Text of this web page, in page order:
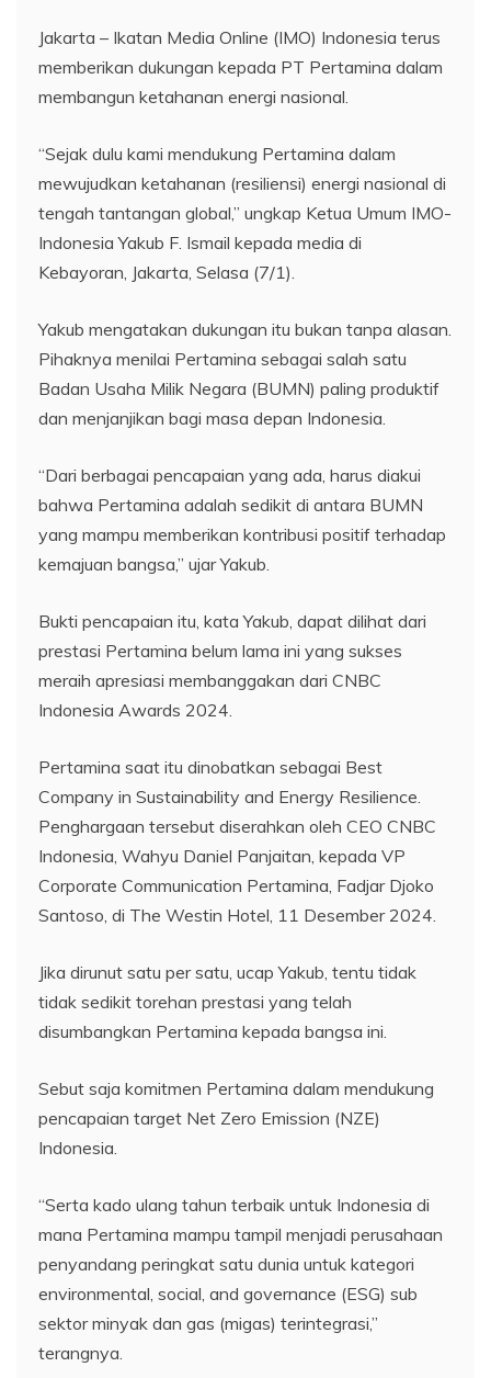
Jakarta – Ikatan Media Online (IMO) Indonesia terus
memberikan dukungan kepada PT Pertamina dalam
membangun ketahanan energi nasional.
“Sejak dulu kami mendukung Pertamina dalam
mewujudkan ketahanan (resiliensi) energi nasional di
tengah tantangan global,” ungkap Ketua Umum IMO-
Indonesia Yakub F. Ismail kepada media di
Kebayoran, Jakarta, Selasa (7/1).
Yakub mengatakan dukungan itu bukan tanpa alasan.
Pihaknya menilai Pertamina sebagai salah satu
Badan Usaha Milik Negara (BUMN) paling produktif
dan menjanjikan bagi masa depan Indonesia.
“Dari berbagai pencapaian yang ada, harus diakui
bahwa Pertamina adalah sedikit di antara BUMN
yang mampu memberikan kontribusi positif terhadap
kemajuan bangsa,” ujar Yakub.
Bukti pencapaian itu, kata Yakub, dapat dilihat dari
prestasi Pertamina belum lama ini yang sukses
meraih apresiasi membanggakan dari CNBC
Indonesia Awards 2024.
Pertamina saat itu dinobatkan sebagai Best
Company in Sustainability and Energy Resilience.
Penghargaan tersebut diserahkan oleh CEO CNBC
Indonesia, Wahyu Daniel Panjaitan, kepada VP
Corporate Communication Pertamina, Fadjar Djoko
Santoso, di The Westin Hotel, 11 Desember 2024.
Jika dirunut satu per satu, ucap Yakub, tentu tidak
tidak sedikit torehan prestasi yang telah
disumbangkan Pertamina kepada bangsa ini.
Sebut saja komitmen Pertamina dalam mendukung
pencapaian target Net Zero Emission (NZE)
Indonesia.
“Serta kado ulang tahun terbaik untuk Indonesia di
mana Pertamina mampu tampil menjadi perusahaan
penyandang peringkat satu dunia untuk kategori
environmental, social, and governance (ESG) sub
sektor minyak dan gas (migas) terintegrasi,”
terangnya.